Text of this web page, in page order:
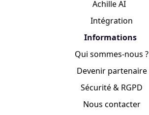
Achille AI
Intégration
Informations
Qui sommes-nous ?
Devenir partenaire
Sécurité & RGPD
Nous contacter